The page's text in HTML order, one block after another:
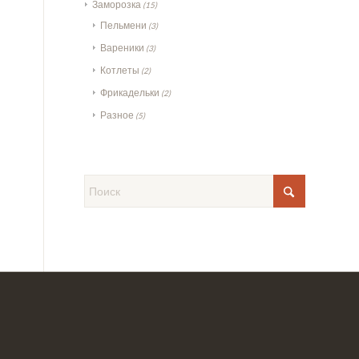
Заморозка (15)
Пельмени (3)
Вареники (3)
Котлеты (2)
Фрикадельки (2)
Разное (5)